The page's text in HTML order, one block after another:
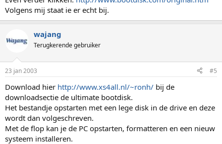
Volgens mij staat ie er echt bij.
wajang
Terugkerende gebruiker
23 jan 2003 #5
Download hier http://www.xs4all.nl/~ronh/ bij de
downloadsectie de ultimate bootdisk.
Het bestandje opstarten met een lege disk in de drive en deze
wordt dan volgeschreven.
Met de flop kan je de PC opstarten, formatteren en een nieuw
systeem installeren.